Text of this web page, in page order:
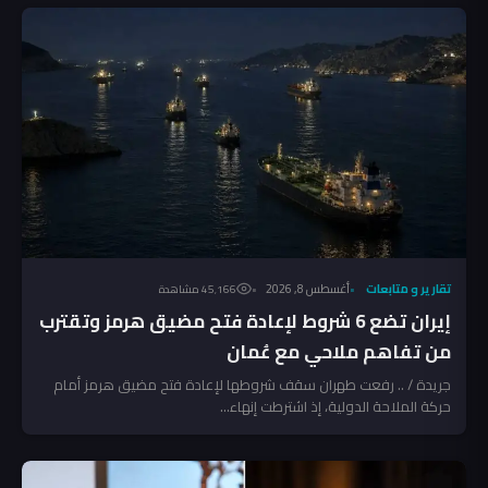
تقارير و متابعات أغسطس 8, 2026 45٬166 مشاهدة
إيران تضع 6 شروط لإعادة فتح مضيق هرمز وتقترب
من تفاهم ملاحي مع عُمان
جريدة / .. رفعت طهران سقف شروطها لإعادة فتح مضيق هرمز أمام
حركة الملاحة الدولية، إذ اشترطت إنهاء...